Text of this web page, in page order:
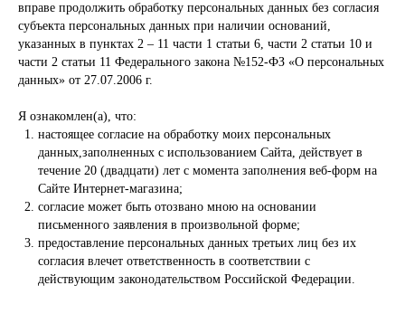
вправе продолжить обработку персональных данных без согласия
субъекта персональных данных при наличии оснований,
указанных в пунктах 2 – 11 части 1 статьи 6, части 2 статьи 10 и
части 2 статьи 11 Федерального закона №152-ФЗ «О персональных
данных» от 27.07.2006 г.
Я ознакомлен(а), что:
настоящее согласие на обработку моих персональных
данных,заполненных с использованием Cайта, действует в
течение 20 (двадцати) лет с момента заполнения веб-форм на
Cайте Интернет-магазина;
согласие может быть отозвано мною на основании
письменного заявления в произвольной форме;
предоставление персональных данных третьих лиц без их
согласия влечет ответственность в соответствии с
действующим законодательством Российской Федерации.
AM5
All Rights
Reserved © 2026
Email
hello@am5.studio
Политика
Оферта